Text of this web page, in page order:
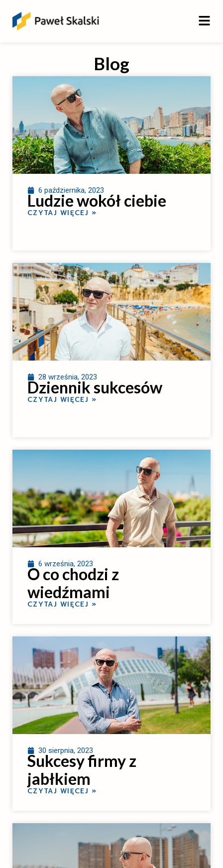
Blog
6 października, 2023
Ludzie wokół ciebie
CZYTAJ WIĘCEJ »
28 września, 2023
Dziennik sukcesów
CZYTAJ WIĘCEJ »
6 września, 2023
O co chodzi z
wiedźmami
CZYTAJ WIĘCEJ »
30 sierpnia, 2023
Sukcesy firmy z
jabłkiem
CZYTAJ WIĘCEJ »